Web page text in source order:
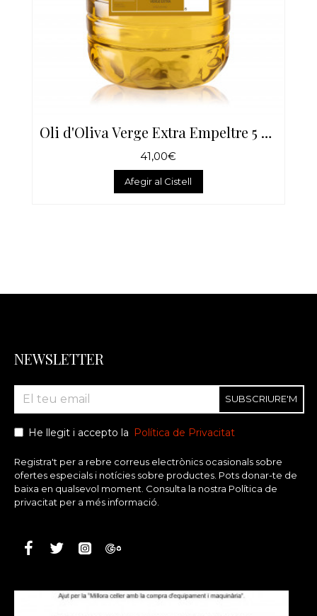
Oli d'Oliva Verge Extra Empeltre 5 Litres
41,00€
Afegir al Cistell
NEWSLETTER
SUBSCRIURE'M
He llegit i accepto la Política de Privacitat
Registra't per a rebre correus electrònics ocasionals sobre
ofertes especials i notícies sobre productes. Pots donar-te de
baixa en qualsevol moment. Consulta la nostra Política de
privacitat per a més informació.